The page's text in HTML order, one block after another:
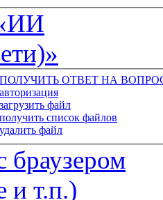
ПОЛУЧИТЬ ОТВЕТ НА
файл
список файлов
файл
браузером
и т.п.)